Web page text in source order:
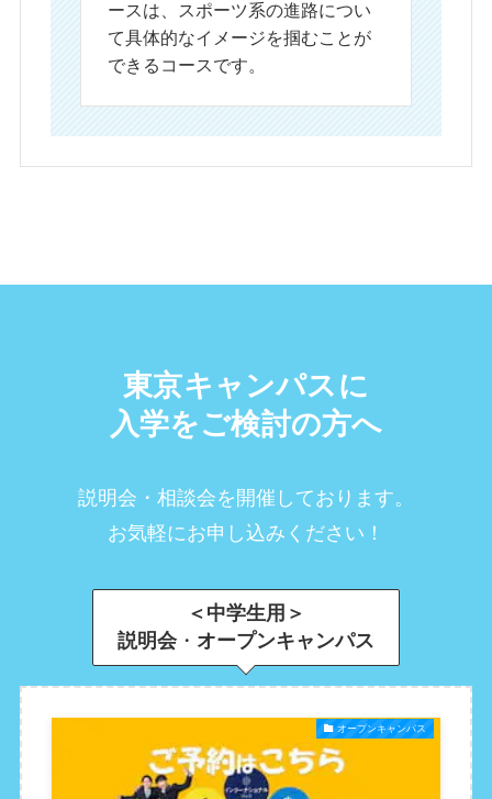
ースは、スポーツ系の進路につい
て具体的なイメージを掴むことが
できるコースです。
東京キャンパスに
入学をご検討の方へ
説明会・相談会を開催しております。
お気軽にお申し込みください！
＜中学生用＞
説明会・ オープンキャンパス
オープンキャンパス